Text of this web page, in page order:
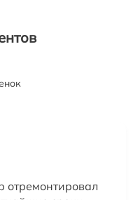
отремонтировал